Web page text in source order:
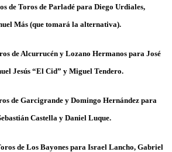
de Toros de Parladé para Diego Urdiales,
Más (que tomará la alternativa).
de Alcurrucén y Lozano Hermanos para José
Jesús “El Cid” y Miguel Tendero.
de Garcigrande y Domingo Hernández para
Castella y Daniel Luque.
de Los Bayones para Israel Lancho, Gabriel